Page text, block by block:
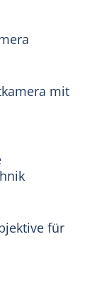
mit
für